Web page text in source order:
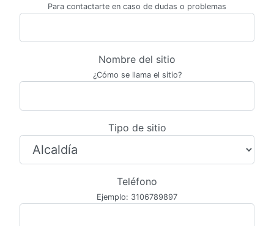
Para contactarte en caso de dudas o problemas
Nombre del sitio
¿Cómo se llama el sitio?
Tipo de sitio
Teléfono
Ejemplo: 3106789897